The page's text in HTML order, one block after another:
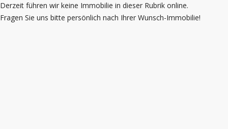
Derzeit führen wir keine Immobilie in dieser Rubrik online.
Fragen Sie uns bitte persönlich nach Ihrer Wunsch-Immobilie!